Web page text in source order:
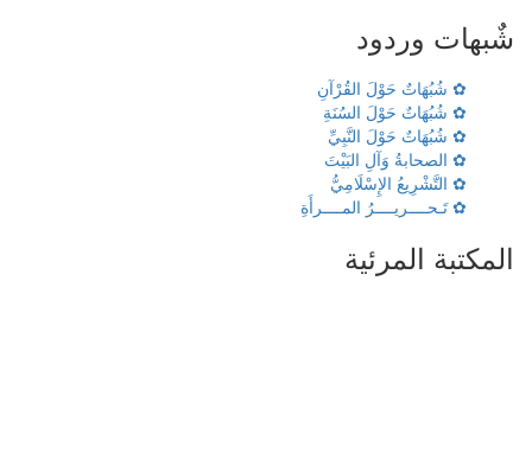
شٌبهات وردود
✿ شُبُهَاتٌ حَوْلَ القُرْآنِ
✿ شُبُهَاتٌ حَوْلَ السُنَةِ
✿ شُبُهَاتٌ حَوْلَ النَّبِيِّ
✿ الصحابةُ وَآلِ البَيْتَ
✿ التَّشْرِيعُ الإِسْلَامِيُّ
✿ تَـحــــريــــرُ المــــرأَةِ
المكتبة المرئية